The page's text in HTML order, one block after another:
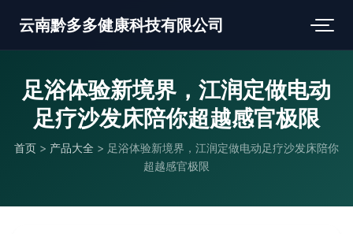
云南黔多多健康科技有限公司
足浴体验新境界，江润定做电动
足疗沙发床陪你超越感官极限
首页 > 产品大全 > 足浴体验新境界，江润定做电动足疗沙发床陪你
超越感官极限